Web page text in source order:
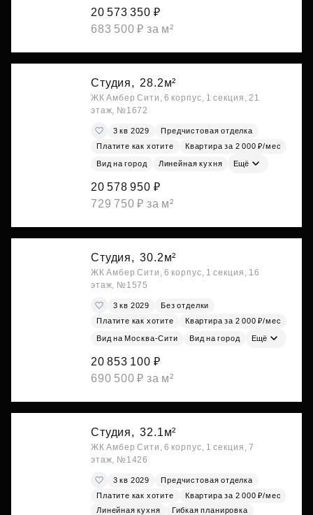
20 573 350 ₽
683 500 ₽ за м²
Студия, 28.2м²
ЖК Амбер Сити, 6 корпус, 1 секция, 21
этаж, №1672
3 кв 2029
Предчистовая отделка
Платите как хотите
Квартира за 2 000 ₽/мес
Вид на город Линейная кухня Ещё
20 578 950 ₽
729 750 ₽ за м²
Студия, 30.2м²
ЖК Амбер Сити, 6 корпус, 1 секция, 16
этаж, №1575
3 кв 2029
Без отделки
Платите как хотите
Квартира за 2 000 ₽/мес
Вид на Москва-Сити Вид на город Ещё
20 853 100 ₽
690 500 ₽ за м²
Студия, 32.1м²
ЖК Амбер Сити, 6 корпус, 1 секция, 7
этаж, №1426
3 кв 2029
Предчистовая отделка
Платите как хотите
Квартира за 2 000 ₽/мес
Линейная кухня
Гибкая планировка